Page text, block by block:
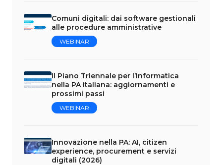
Comuni digitali: dai software gestionali
alle procedure amministrative
WEBINAR
Il Piano Triennale per l’Informatica
nella PA italiana: aggiornamenti e
prossimi passi
WEBINAR
Innovazione nella PA: AI, citizen
experience, procurement e servizi
digitali (2026)